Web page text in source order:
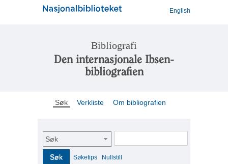
English
Bibliografi
Den internasjonale Ibsen-
bibliografien
Søk Verkliste Om bibliografien
Søk
Søk Søketips Nullstill